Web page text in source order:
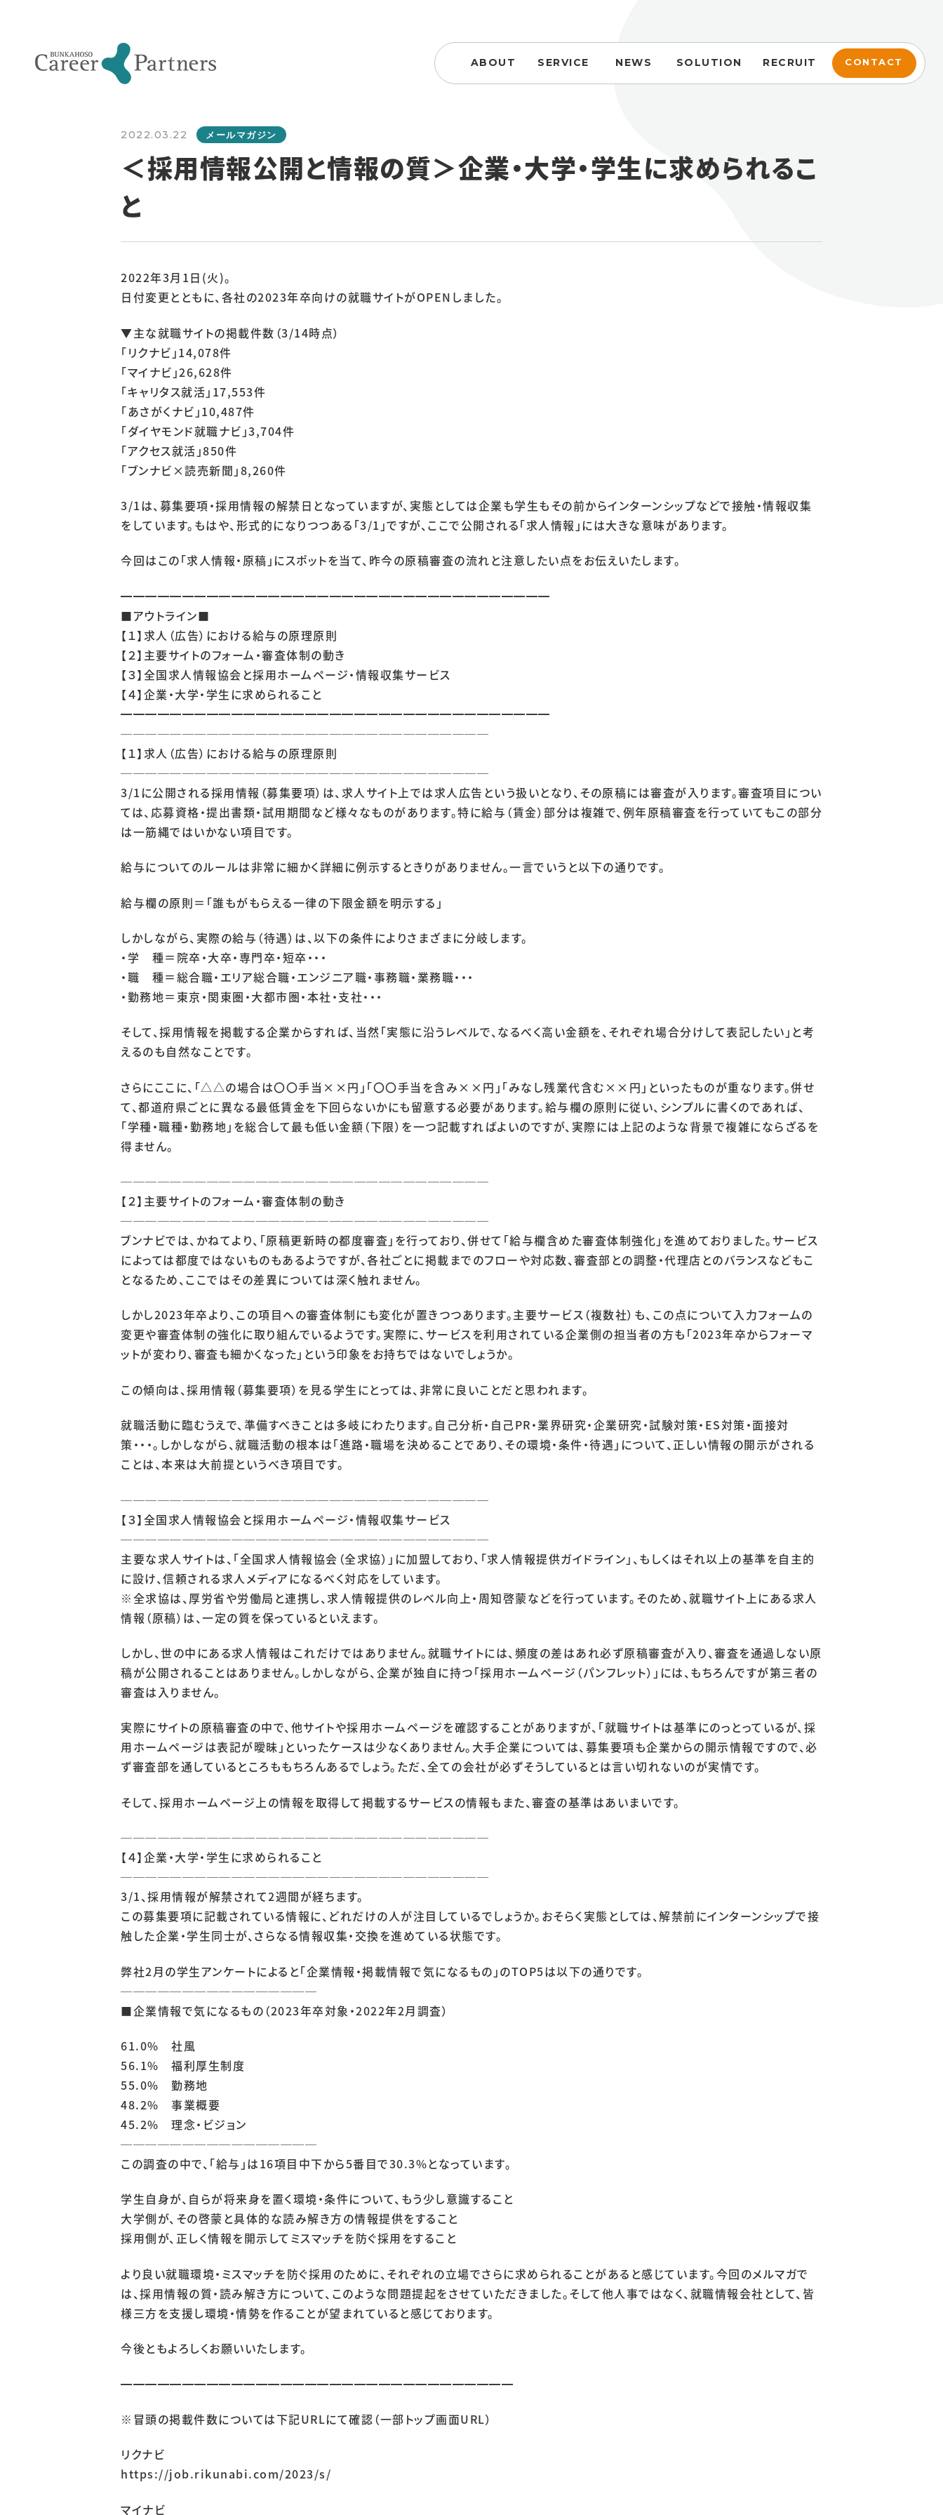
ABOUT SERVICE NEWS SOLUTION RECRUIT CONTACT
2022.03.22 メールマガジン
＜採用情報公開と情報の質＞企業・大学・学生に求められるこ
と
2022年3月1日(火)。
日付変更とともに、各社の2023年卒向けの就職サイトがOPENしました。
▼主な就職サイトの掲載件数（3/14時点）
「リクナビ」14,078件
「マイナビ」26,628件
「キャリタス就活」17,553件
「あさがくナビ」10,487件
「ダイヤモンド就職ナビ」3,704件
「アクセス就活」850件
「ブンナビ×読売新聞」8,260件
3/1は、募集要項・採用情報の解禁日となっていますが、実態としては企業も学生もその前からインターンシップなどで接触・情報収集
をしています。もはや、形式的になりつつある「3/1」ですが、ここで公開される「求人情報」には大きな意味があります。
今回はこの「求人情報・原稿」にスポットを当て、昨今の原稿審査の流れと注意したい点をお伝えいたします。
━━━━━━━━━━━━━━━━━━━━━━━━━━━━━━━━━━━
■アウトライン■
【１】求人（広告）における給与の原理原則
【２】主要サイトのフォーム・審査体制の動き
【３】全国求人情報協会と採用ホームページ・情報収集サービス
【４】企業・大学・学生に求められること
━━━━━━━━━━━━━━━━━━━━━━━━━━━━━━━━━━━
──────────────────────────────
【１】求人（広告）における給与の原理原則
──────────────────────────────
3/1に公開される採用情報（募集要項）は、求人サイト上では求人広告という扱いとなり、その原稿には審査が入ります。審査項目につい
ては、応募資格・提出書類・試用期間など様々なものがあります。特に給与（賃金）部分は複雑で、例年原稿審査を行っていてもこの部分
は一筋縄ではいかない項目です。
給与についてのルールは非常に細かく詳細に例示するときりがありません。一言でいうと以下の通りです。
給与欄の原則＝「誰もがもらえる一律の下限金額を明示する」
しかしながら、実際の給与（待遇）は、以下の条件によりさまざまに分岐します。
・学 種＝院卒・大卒・専門卒・短卒・・・
・職 種＝総合職・エリア総合職・エンジニア職・事務職・業務職・・・
・勤務地＝東京・関東圏・大都市圏・本社・支社・・・
そして、採用情報を掲載する企業からすれば、当然「実態に沿うレベルで、なるべく高い金額を、それぞれ場合分けして表記したい」と考
えるのも自然なことです。
さらにここに、「△△の場合は〇〇手当××円」「〇〇手当を含み××円」「みなし残業代含む××円」といったものが重なります。併せ
て、都道府県ごとに異なる最低賃金を下回らないかにも留意する必要があります。給与欄の原則に従い、シンプルに書くのであれば、
「学種・職種・勤務地」を総合して最も低い金額（下限）を一つ記載すればよいのですが、実際には上記のような背景で複雑にならざるを
得ません。
──────────────────────────────
【２】主要サイトのフォーム・審査体制の動き
──────────────────────────────
ブンナビでは、かねてより、「原稿更新時の都度審査」を行っており、併せて「給与欄含めた審査体制強化」を進めておりました。サービス
によっては都度ではないものもあるようですが、各社ごとに掲載までのフローや対応数、審査部との調整・代理店とのバランスなどもこ
となるため、ここではその差異については深く触れません。
しかし2023年卒より、この項目への審査体制にも変化が置きつつあります。主要サービス（複数社）も、この点について入力フォームの
変更や審査体制の強化に取り組んでいるようです。実際に、サービスを利用されている企業側の担当者の方も「2023年卒からフォーマ
ットが変わり、審査も細かくなった」という印象をお持ちではないでしょうか。
この傾向は、採用情報（募集要項）を見る学生にとっては、非常に良いことだと思われます。
就職活動に臨むうえで、準備すべきことは多岐にわたります。自己分析・自己PR・業界研究・企業研究・試験対策・ES対策・面接対
策・・・。しかしながら、就職活動の根本は「進路・職場を決めることであり、その環境・条件・待遇」について、正しい情報の開示がされる
ことは、本来は大前提というべき項目です。
──────────────────────────────
【３】全国求人情報協会と採用ホームページ・情報収集サービス
──────────────────────────────
主要な求人サイトは、「全国求人情報協会（全求協）」に加盟しており、「求人情報提供ガイドライン」、もしくはそれ以上の基準を自主的
に設け、信頼される求人メディアになるべく対応をしています。
※全求協は、厚労省や労働局と連携し、求人情報提供のレベル向上・周知啓蒙などを行っています。そのため、就職サイト上にある求人
情報（原稿）は、一定の質を保っているといえます。
しかし、世の中にある求人情報はこれだけではありません。就職サイトには、頻度の差はあれ必ず原稿審査が入り、審査を通過しない原
稿が公開されることはありません。しかしながら、企業が独自に持つ「採用ホームページ（パンフレット）」には、もちろんですが第三者の
審査は入りません。
実際にサイトの原稿審査の中で、他サイトや採用ホームページを確認することがありますが、「就職サイトは基準にのっとっているが、採
用ホームページは表記が曖昧」といったケースは少なくありません。大手企業については、募集要項も企業からの開示情報ですので、必
ず審査部を通しているところももちろんあるでしょう。ただ、全ての会社が必ずそうしているとは言い切れないのが実情です。
そして、採用ホームページ上の情報を取得して掲載するサービスの情報もまた、審査の基準はあいまいです。
──────────────────────────────
【４】企業・大学・学生に求められること
──────────────────────────────
3/1、採用情報が解禁されて2週間が経ちます。
この募集要項に記載されている情報に、どれだけの人が注目しているでしょうか。おそらく実態としては、解禁前にインターンシップで接
触した企業・学生同士が、さらなる情報収集・交換を進めている状態です。
弊社2月の学生アンケートによると「企業情報・掲載情報で気になるもの」のTOP5は以下の通りです。
────────────────
■企業情報で気になるもの（2023年卒対象・2022年2月調査）
61.0% 社風
56.1% 福利厚生制度
55.0% 勤務地
48.2% 事業概要
45.2% 理念・ビジョン
────────────────
この調査の中で、「給与」は16項目中下から5番目で30.3%となっています。
学生自身が、自らが将来身を置く環境・条件について、もう少し意識すること
大学側が、その啓蒙と具体的な読み解き方の情報提供をすること
採用側が、正しく情報を開示してミスマッチを防ぐ採用をすること
より良い就職環境・ミスマッチを防ぐ採用のために、それぞれの立場でさらに求められることがあると感じています。今回のメルマガで
は、採用情報の質・読み解き方について、このような問題提起をさせていただきました。そして他人事ではなく、就職情報会社として、皆
様三方を支援し環境・情勢を作ることが望まれていると感じております。
今後ともよろしくお願いいたします。
━━━━━━━━━━━━━━━━━━━━━━━━━━━━━━━━
※冒頭の掲載件数については下記URLにて確認（一部トップ画面URL）
リクナビ
https://job.rikunabi.com/2023/s/
マイナビ
代表挨拶
経営理念
企業向けサービス
病院向けサービス
大学向けサービス
就職情報研究所
個人情報取り扱いについて